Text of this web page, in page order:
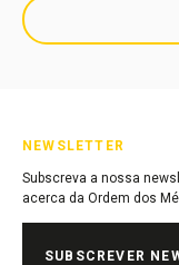
NEWSLETTER
Subscreva a nossa
acerca da Ordem dos
SUBSCREVER